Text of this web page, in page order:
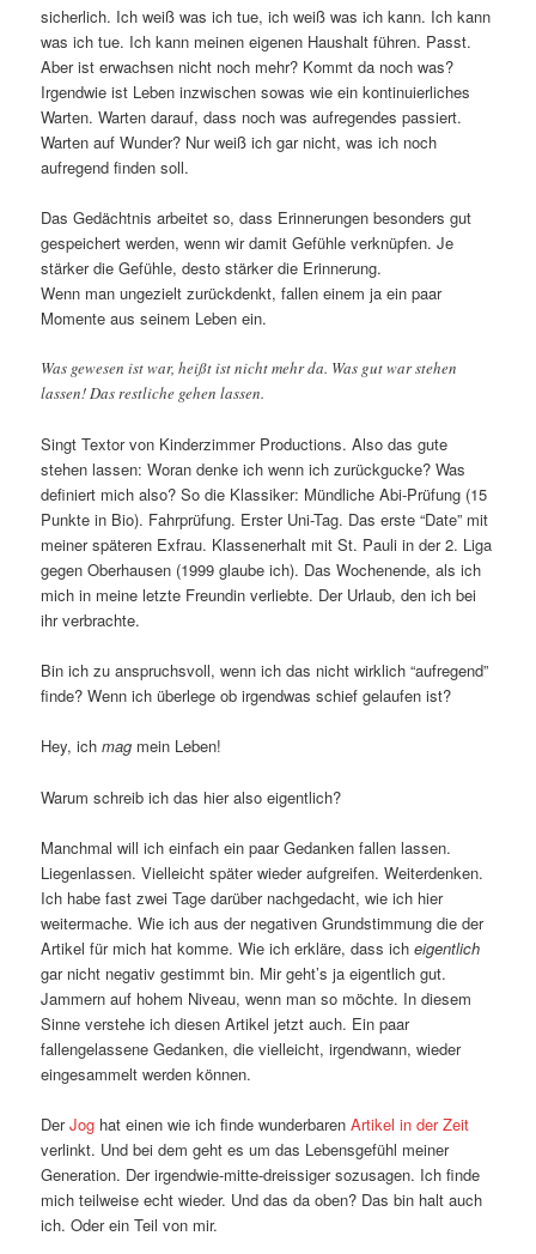
sicherlich. Ich weiß was ich tue, ich weiß was ich kann. Ich kann
was ich tue. Ich kann meinen eigenen Haushalt führen. Passt.
Aber ist erwachsen nicht noch mehr? Kommt da noch was?
Irgendwie ist Leben inzwischen sowas wie ein kontinuierliches
Warten. Warten darauf, dass noch was aufregendes passiert.
Warten auf Wunder? Nur weiß ich gar nicht, was ich noch
aufregend finden soll.
Das Gedächtnis arbeitet so, dass Erinnerungen besonders gut
gespeichert werden, wenn wir damit Gefühle verknüpfen. Je
stärker die Gefühle, desto stärker die Erinnerung.
Wenn man ungezielt zurückdenkt, fallen einem ja ein paar
Momente aus seinem Leben ein.
Was gewesen ist war, heißt ist nicht mehr da. Was gut war stehen
lassen! Das restliche gehen lassen.
Singt Textor von Kinderzimmer Productions. Also das gute
stehen lassen: Woran denke ich wenn ich zurückgucke? Was
definiert mich also? So die Klassiker: Mündliche Abi-Prüfung (15
Punkte in Bio). Fahrprüfung. Erster Uni-Tag. Das erste “Date” mit
meiner späteren Exfrau. Klassenerhalt mit St. Pauli in der 2. Liga
gegen Oberhausen (1999 glaube ich). Das Wochenende, als ich
mich in meine letzte Freundin verliebte. Der Urlaub, den ich bei
ihr verbrachte.
Bin ich zu anspruchsvoll, wenn ich das nicht wirklich “aufregend”
finde? Wenn ich überlege ob irgendwas schief gelaufen ist?
Hey, ichmag mein Leben!
Warum schreib ich das hier also eigentlich?
Manchmal will ich einfach ein paar Gedanken fallen lassen.
Liegenlassen. Vielleicht später wieder aufgreifen. Weiterdenken.
Ich habe fast zwei Tage darüber nachgedacht, wie ich hier
weitermache. Wie ich aus der negativen Grundstimmung die der
Artikel für mich hat komme. Wie ich erkläre, dass icheigentlich
gar nicht negativ gestimmt bin. Mir geht’s ja eigentlich gut.
Jammern auf hohem Niveau, wenn man so möchte. In diesem
Sinne verstehe ich diesen Artikel jetzt auch. Ein paar
fallengelassene Gedanken, die vielleicht, irgendwann, wieder
eingesammelt werden können.
DerJog hat einen wie ich finde wunderbarenArtikel in der Zeit
verlinkt. Und bei dem geht es um das Lebensgefühl meiner
Generation. Der irgendwie-mitte-dreissiger sozusagen. Ich finde
mich teilweise echt wieder. Und das da oben? Das bin halt auch
ich. Oder ein Teil von mir.